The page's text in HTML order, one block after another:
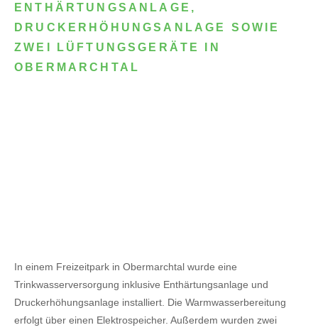
ENTHÄRTUNGSANLAGE,
DRUCKERHÖHUNGSANLAGE SOWIE
ZWEI LÜFTUNGSGERÄTE IN
OBERMARCHTAL
In einem Freizeitpark in Obermarchtal wurde eine
Trinkwasserversorgung inklusive Enthärtungsanlage und
Druckerhöhungsanlage installiert. Die Warmwasserbereitung
erfolgt über einen Elektrospeicher. Außerdem wurden zwei